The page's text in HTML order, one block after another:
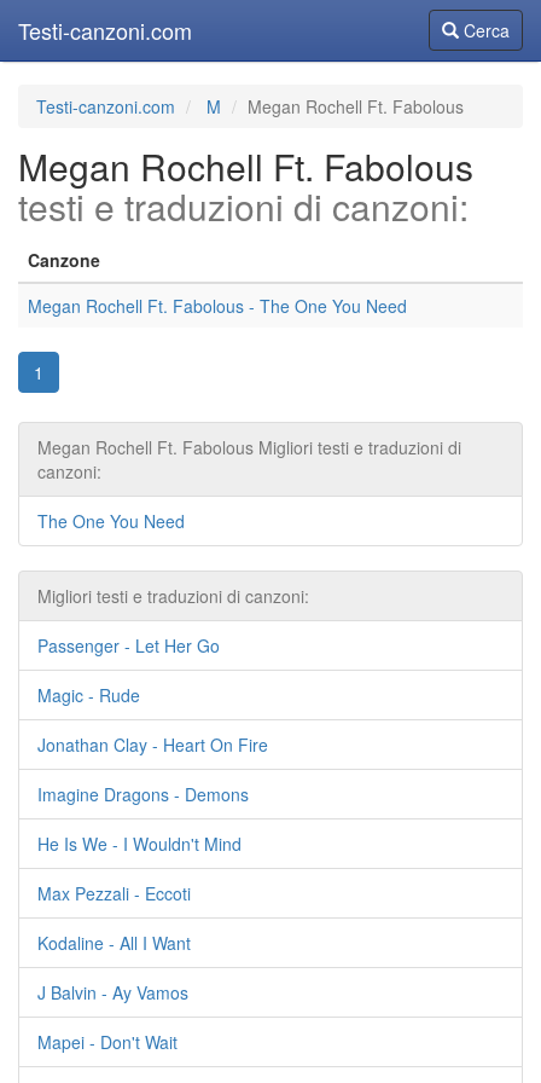
CercaCerca
Testi-canzoni.com
Testi-canzoni.com M Megan Rochell Ft. Fabolous
Megan Rochell Ft. Fabolous
testi e traduzioni di canzoni:
Canzone
Megan Rochell Ft. Fabolous - The One You Need
1
Megan Rochell Ft. Fabolous Migliori testi e traduzioni di
canzoni:
The One You Need
Migliori testi e traduzioni di canzoni:
Passenger - Let Her Go
Magic - Rude
Jonathan Clay - Heart On Fire
Imagine Dragons - Demons
He Is We - I Wouldn't Mind
Max Pezzali - Eccoti
Kodaline - All I Want
J Balvin - Ay Vamos
Mapei - Don't Wait